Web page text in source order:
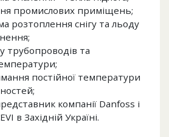
промислових приміщень;
розтоплення снігу та льоду
трубопроводів та
постійної температури
компанії Danfoss і
в Західній Україні.